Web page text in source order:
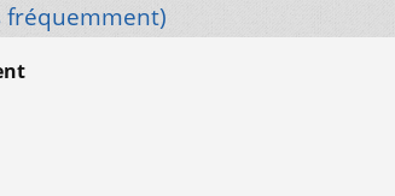
fréquemment)